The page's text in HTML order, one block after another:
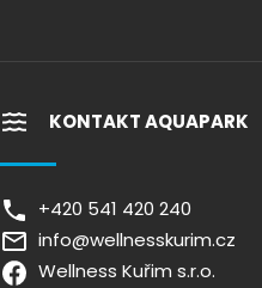
KONTAKT AQUAPARK
+420 541 420 240
info@wellnesskurim.cz
Wellness Kuřim s.r.o.